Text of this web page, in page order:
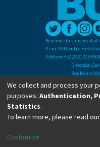
Benemérita Universidad
4 sur 104 Centro Histórico
Teléfono +52(222)
Dirección
Boulevard
Ciudad
C.P. 72570
Teléfono +52
Copyright © Dirección
We collect and process your
purposes: Authentication,
Statistics.
To learn more, please read our
Customize